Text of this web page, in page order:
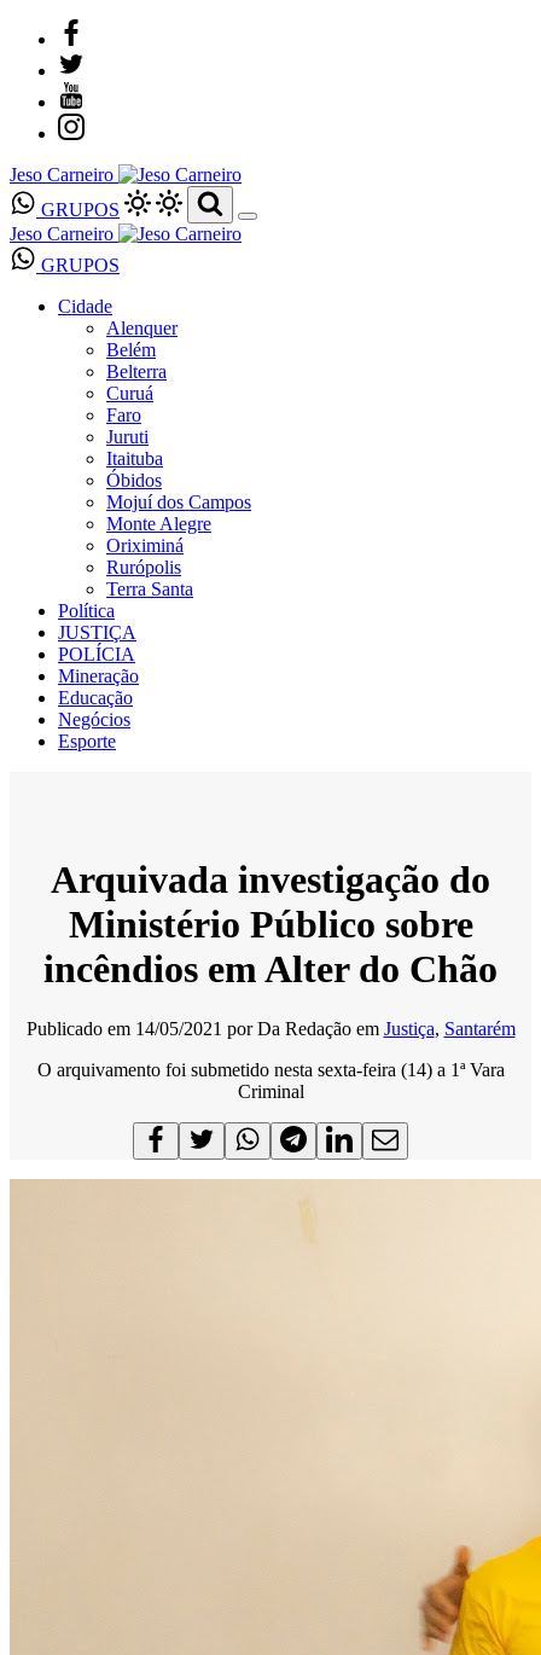
Jeso Carneiro
GRUPOS
Jeso Carneiro
GRUPOS
Cidade
Alenquer
Belém
Belterra
Curuá
Faro
Juruti
Itaituba
Óbidos
Mojuí dos Campos
Monte Alegre
Oriximiná
Rurópolis
Terra Santa
Política
JUSTIÇA
POLÍCIA
Mineração
Educação
Negócios
Esporte
Arquivada investigação do
Ministério Público sobre
incêndios em Alter do Chão
Publicado em 14/05/2021 porDa Redação em Justiça, Santarém
O arquivamento foi submetido nesta sexta-feira (14) a 1ª Vara
Criminal